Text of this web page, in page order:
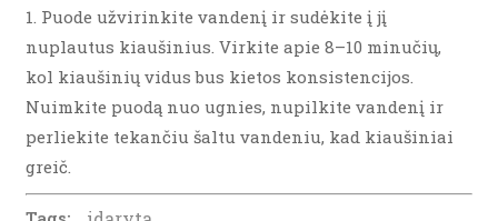
1. Puode užvirinkite vandenį ir sudėkite į jį
nuplautus kiaušinius. Virkite apie 8–10 minučių,
kol kiaušinių vidus bus kietos konsistencijos.
Nuimkite puodą nuo ugnies, nupilkite vandenį ir
perliekite tekančiu šaltu vandeniu, kad kiaušiniai
greič.